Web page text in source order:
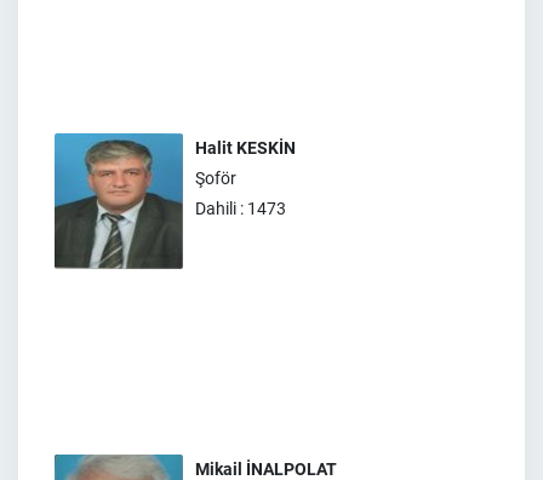
Halit KESKİN
Şoför
Dahili : 1473
Mikail İNALPOLAT